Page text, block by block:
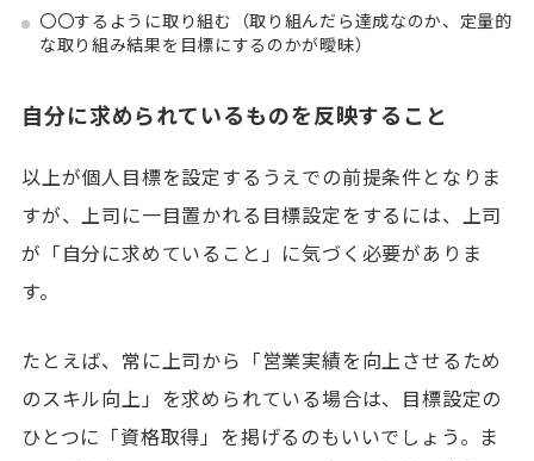
〇〇するように取り組む（取り組んだら達成なのか、定量的
な取り組み結果を目標にするのかが曖昧）
自分に求められているものを反映すること
以上が個人目標を設定するうえでの前提条件となりま
すが、上司に一目置かれる目標設定をするには、上司
が「自分に求めていること」に気づく必要がありま
す。
たとえば、常に上司から「営業実績を向上させるため
のスキル向上」を求められている場合は、目標設定の
ひとつに「資格取得」を掲げるのもいいでしょう。ま